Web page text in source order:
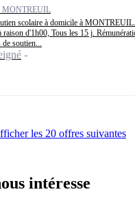
MONTREUIL
scolaire à domicile à
raison d'1h00, Tous les 15 j.
soutien...
les 20 offres suivantes
intéresse